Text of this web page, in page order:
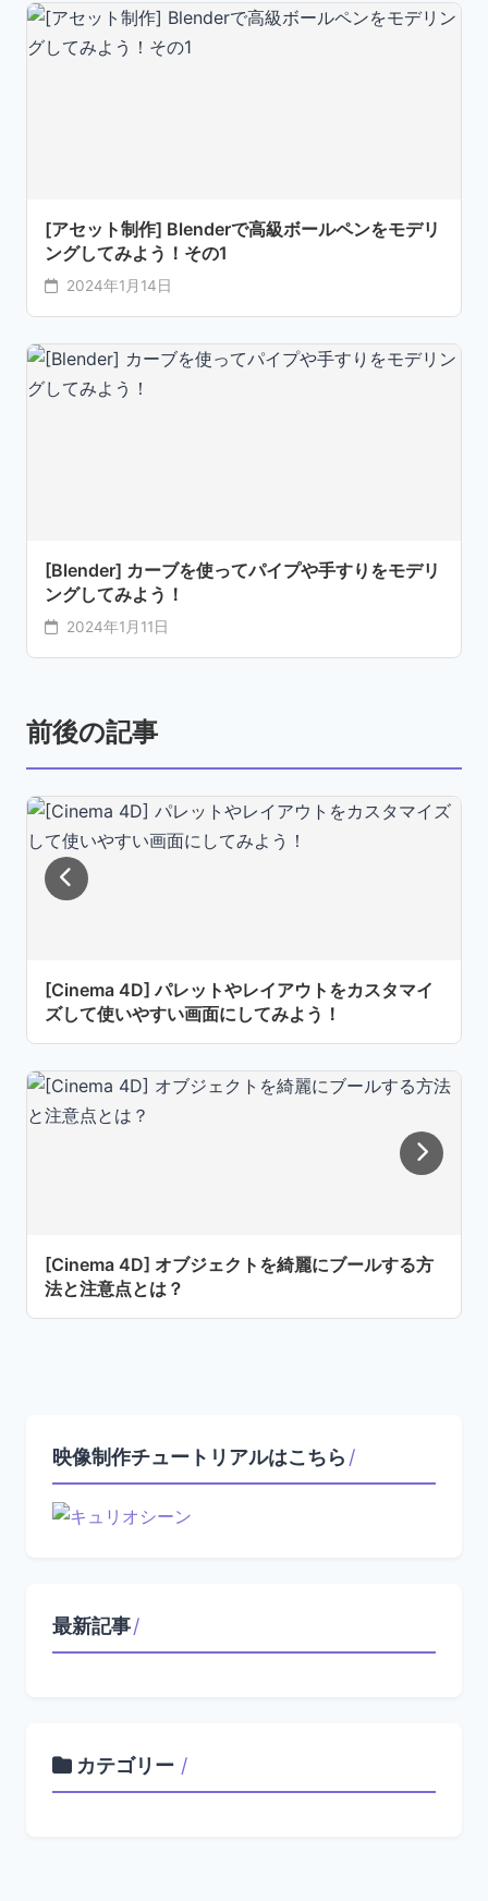
[アセット制作] Blenderで高級ボールペンをモデリ
ングしてみよう！その1
2024年1月14日
[Blender] カーブを使ってパイプや手すりをモデリ
ングしてみよう！
2024年1月11日
前後の記事
[Cinema 4D] パレットやレイアウトをカスタマイ
ズして使いやすい画面にしてみよう！
[Cinema 4D] オブジェクトを綺麗にブールする方
法と注意点とは？
映像制作チュートリアルはこちら /
最新記事/
カテゴリー /